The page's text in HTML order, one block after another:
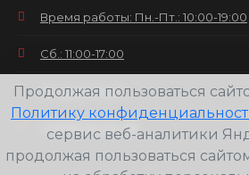
Время работы: Пн.-Пт.: 10:00-19:00
Сб.: 11:00-17:00
Вс.: выходной
+7(8152) 25-30-58
Продолжая пользоваться
Политику
сервис веб-аналитики
продолжая пользоваться